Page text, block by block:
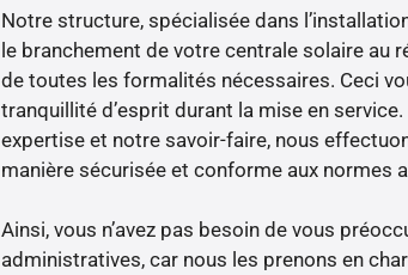
Notre structure, spécialisée dans
le branchement de votre centrale solaire au
de toutes les formalités nécessaires. Ceci
tranquillité d’esprit durant la mise en
expertise et notre savoir-faire, nous
manière sécurisée et conforme aux normes
Ainsi, vous n’avez pas besoin de vous
administratives, car nous les prenons en